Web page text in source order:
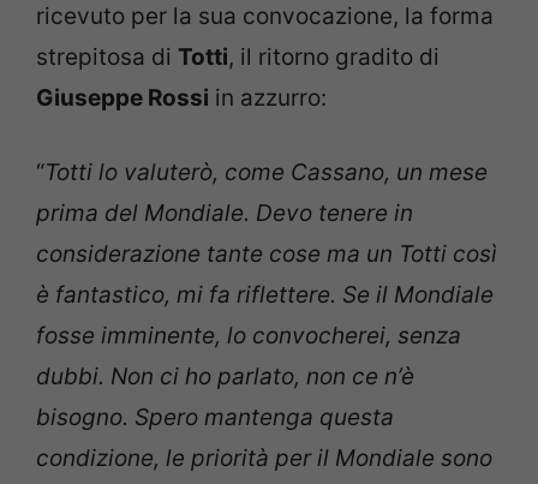
ricevuto per la sua convocazione, la forma
strepitosa di Totti, il ritorno gradito di
Giuseppe Rossi in azzurro:
“Totti lo valuterò, come Cassano, un mese
prima del Mondiale. Devo tenere in
considerazione tante cose ma un Totti così
è fantastico, mi fa riflettere. Se il Mondiale
fosse imminente, lo convocherei, senza
dubbi. Non ci ho parlato, non ce n’è
bisogno. Spero mantenga questa
condizione, le priorità per il Mondiale sono